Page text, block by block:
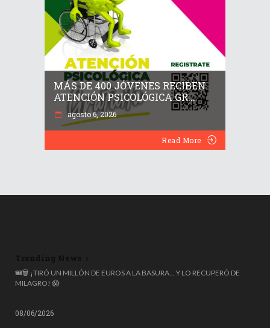
MÁS DE 400 JÓVENES RECIBEN
ATENCIÓN PSICOLÓGICA GR...
agosto 6, 2026
Read More
🎟️🗑️ ¡TIRÓ UN MILLÓN DE EUROS A LA BASURA… Y LO RECUPERÓ DE
MILAGRO! 😱
¡ALERTA SANITARIA! RETIRAN MÁS DE 12 MILLONES DE GOTAS ROhto
POR RIESGO DE CONTAMINACIÓN OCULAR 👁️⚠️
08/06/2026